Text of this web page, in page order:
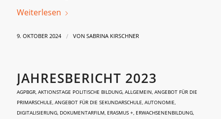
Weiterlesen
9. OKTOBER 2024 / VON SABRINA KIRSCHNER
JAHRESBERICHT 2023
AGPBGR, AKTIONSTAGE POLITISCHE BILDUNG, ALLGEMEIN, ANGEBOT FÜR DIE
PRIMARSCHULE, ANGEBOT FÜR DIE SEKUNDARSCHULE, AUTONOMIE,
DIGITALISIERUNG, DOKUMENTARFILM, ERASMUS +, ERWACHSENENBILDUNG,